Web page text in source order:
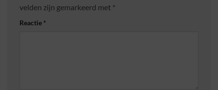
velden zijn gemarkeerd met *
Reactie *